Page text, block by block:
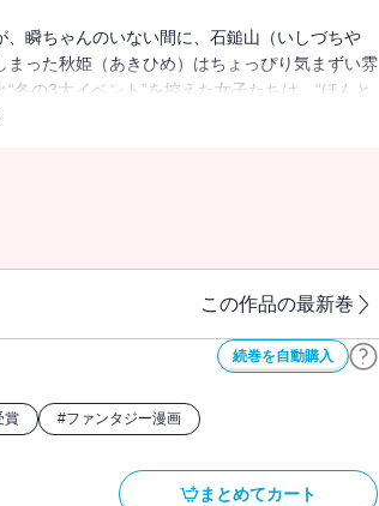
瞬ちゃんのいない間に、石鎚山（いしづちや
った秋姫（あきひめ）はちょっぴり気まずい雰
の3大イベント”を控えた女子たちは、“ほんと
この作品の最新巻
続巻を自動購入
賞 #ファンタジー漫画
まとめてカート